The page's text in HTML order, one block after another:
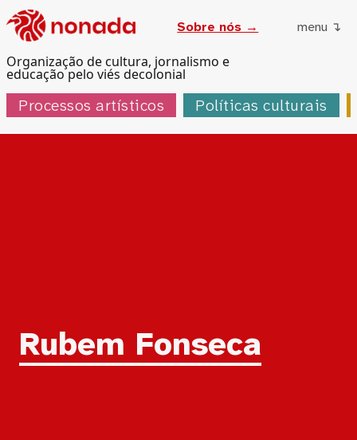
Organização de cultura, jornalismo e
educação pelo viés decolonial
Sobre nós → menu ↴
Processos artísticos Políticas culturais
Tag:
Rubem Fonseca